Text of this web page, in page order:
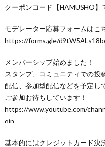
クーポンコード【HAMUSHO】
モデレーター応募フォームはこ
https://forms.gle/
メンバーシップ始めました！
スタンプ、コミュニティでの投
配信、参加型配信などを予定し
ご参加お待ちしています！
https://www.youtube.com/
oin
基本的にはクレジットカード決